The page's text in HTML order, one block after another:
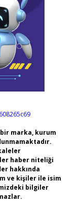
marka, kurum
haber niteliği
hakkında
ve kişiler ile isim
bilgiler